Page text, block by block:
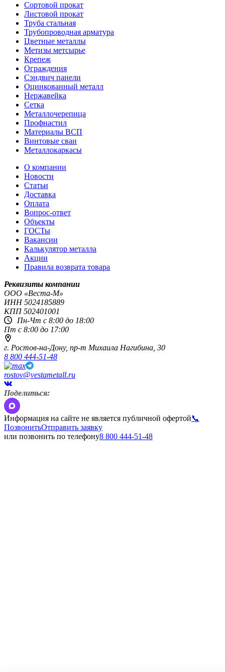
Сортовой прокат
Листовой прокат
Труба стальная
Трубопроводная арматура
Цветные металлы
Метизы метсырье
Крепеж
Ограждения
Сэндвич панели
Оцинкованный металл
Нержавейка
Сетка
Металлочерепица
Профнастил
Материалы ВСП
Винтовые сваи
Металлокаркасы
О компании
Новости
Статьи
Доставка
Оплата
Вопрос-ответ
Объекты
ГОСТы
Вакансии
Калькулятор металла
Акции
Правила возврата товара
Реквизиты компании
OOO «Веста-М»
ИНН5024185889
КПП502401001
Пн-Чт с 8:00 до 18:00
Пт с 8:00 до 17:00
г. Ростов-на-Дону, пр-т Михаила Нагибина, 30
8 800 444-51-48
rostov@vestametall.ru
Поделиться:
Информация на сайте не является публичной офертой📞
ПозвонитьОтправить заявку
или позвонить по телефону8 800 444-51-48